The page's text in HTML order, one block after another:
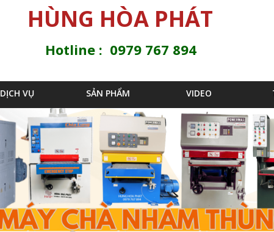
Jump to navigation
HÙNG HÒA PHÁT
Hotline : 0979 767 894
DỊCH VỤ SẢN PHẨM VIDEO